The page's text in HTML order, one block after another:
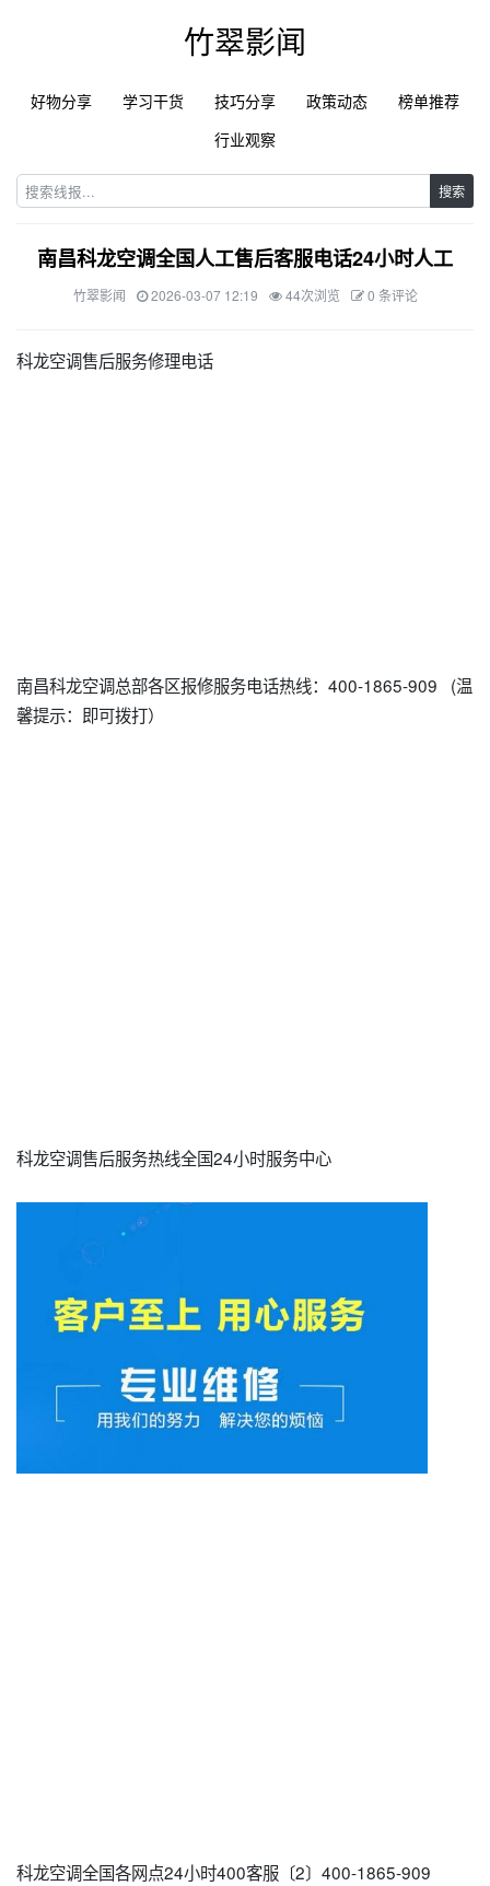
竹翠影闻
好物分享 学习干货 技巧分享 政策动态
榜单推荐
行业观察
搜索
南昌科龙空调全国人工售后客服电话24小时人工
竹翠影闻 2026-03-07 12:19 44次浏览 0 条评论
科龙空调售后服务修理电话
南昌科龙空调总部各区报修服务电话热线：400-1865-909 (温
馨提示：即可拨打）
科龙空调售后服务热线全国24小时服务中心
科龙空调全国各网点24小时400客服〔2〕400-1865-909